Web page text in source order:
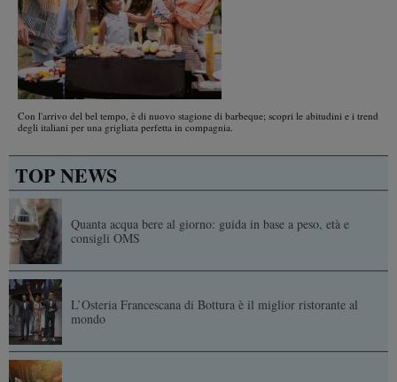
Con l'arrivo del bel tempo, è di nuovo stagione di barbeque; scopri le abitudini e i trend
degli italiani per una grigliata perfetta in compagnia.
TOP NEWS
Quanta acqua bere al giorno: guida in base a peso, età e
consigli OMS
L’Osteria Francescana di Bottura è il miglior ristorante al
mondo